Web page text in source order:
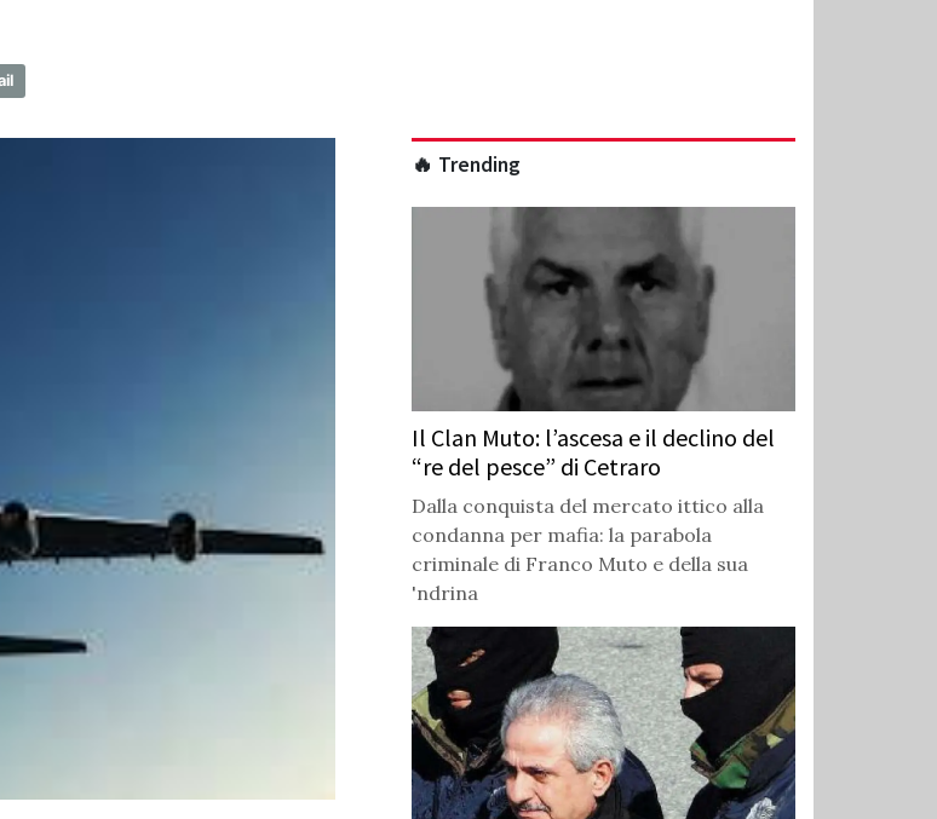
🔥 Trending
Il Clan Muto: l’ascesa e il declino del
“re del pesce” di Cetraro
Dalla conquista del mercato ittico alla
condanna per mafia: la parabola
criminale di Franco Muto e della sua
'ndrina